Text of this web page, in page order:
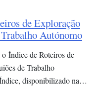
de Exploração
Autónomo
o Índice de Roteiros de
de Trabalho
disponibilizado na…